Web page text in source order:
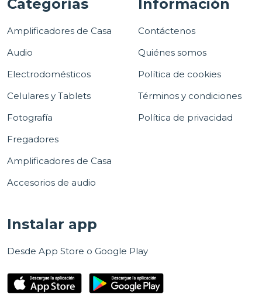
Categorías
Amplificadores de Casa
Audio
Electrodomésticos
Celulares y Tablets
Fotografía
Fregadores
Amplificadores de Casa
Accesorios de audio
Información
Contáctenos
Quiénes somos
Política de cookies
Términos y condiciones
Política de privacidad
Instalar app
Desde App Store o Google Play